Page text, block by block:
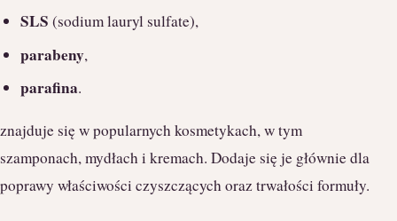
SLS (sodium lauryl sulfate),
parabeny,
parafina.
znajduje się w popularnych kosmetykach, w tym
szamponach, mydłach i kremach. Dodaje się je głównie dla
poprawy właściwości czyszczących oraz trwałości formuły.